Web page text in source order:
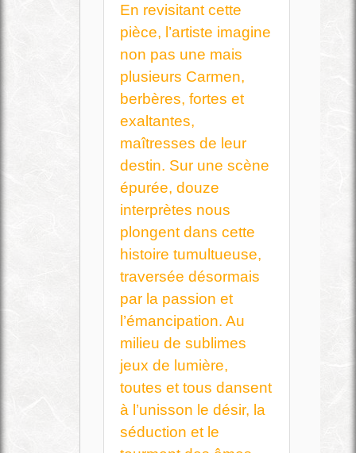
En revisitant cette
pièce, l’artiste imagine
non pas une mais
plusieurs Carmen,
berbères, fortes et
exaltantes,
maîtresses de leur
destin. Sur une scène
épurée, douze
interprètes nous
plongent dans cette
histoire tumultueuse,
traversée désormais
par la passion et
l’émancipation. Au
milieu de sublimes
jeux de lumière,
toutes et tous dansent
à l’unisson le désir, la
séduction et le